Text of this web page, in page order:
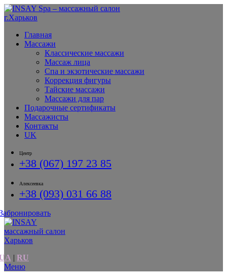
Главная
Массажи
Классические массажи
Массаж лица
Спа и экзотические массажи
Коррекция фигуры
Тайские массажи
Массажи для пар
Подарочные сертификаты
Массажисты
Контакты
UK
Центр
+38 (067) 197 23 85
Алексеевка
+38 (093) 031 66 88
| RU
Меню